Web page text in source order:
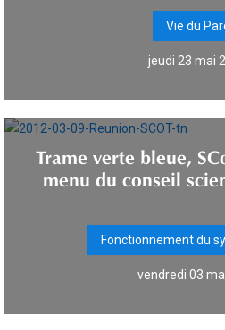
Vie du
jeudi 23 mai
Trame verte bleue,
menu du conseil
Fonctionnement du
vendredi 03